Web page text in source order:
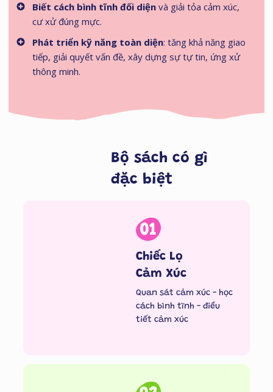
Biết cách bình tĩnh đối diện và giải tỏa cảm xúc,
cư xử đúng mực.
Phát triển kỹ năng toàn diện: tăng khả năng giao
tiếp, giải quyết vấn đề, xây dựng sự tự tin, ứng xử
thông minh.
Chiếc Lọ
Cảm Xúc
Quan sát cảm xúc - học
cách bình tĩnh - điều
tiết cảm xúc
01
Bộ sách có gì
đặc biệt